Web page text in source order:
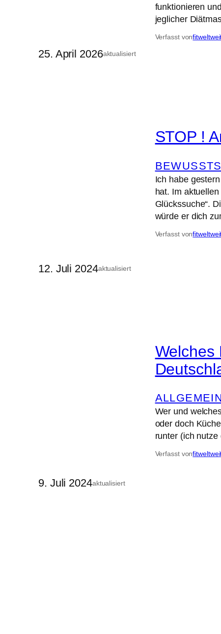
25. April 2026aktualisiert
funktionieren
jeglicher
Verfasst von
12. Juli 2024aktualisiert
STOP !
Ich habe
hat. Im
Glückssuche“.
würde er dich
Verfasst von
9. Juli 2024aktualisiert
Welches
Wer und
oder doch
runter (ich
Verfasst von